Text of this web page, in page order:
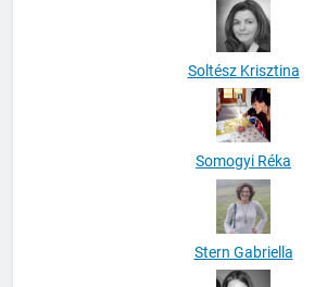
Soltész Krisztina
Somogyi Réka
Stern Gabriella